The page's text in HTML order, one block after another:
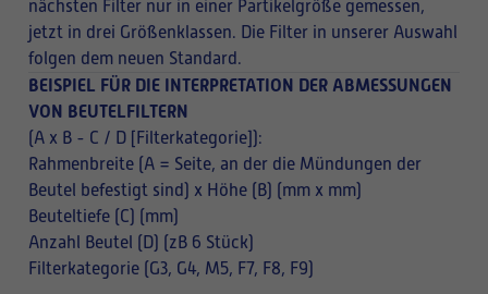
nächsten Filter nur in einer Partikelgröße gemessen,
jetzt in drei Größenklassen. Die Filter in unserer Auswahl
folgen dem neuen Standard.
BEISPIEL FÜR DIE INTERPRETATION DER ABMESSUNGEN
VON BEUTELFILTERN
(A x B - C / D [Filterkategorie]):
Rahmenbreite (A = Seite, an der die Mündungen der
Beutel befestigt sind) x Höhe (B) (mm x mm)
Beuteltiefe (C) (mm)
Anzahl Beutel (D) (zB 6 Stück)
Filterkategorie (G3, G4, M5, F7, F8, F9)